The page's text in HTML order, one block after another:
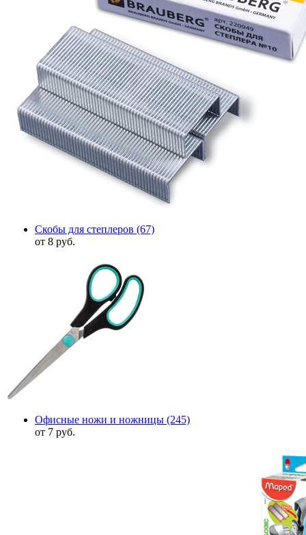
Скобы для степлеров (67)
от 8 руб.
Офисные ножи и ножницы (245)
от 7 руб.